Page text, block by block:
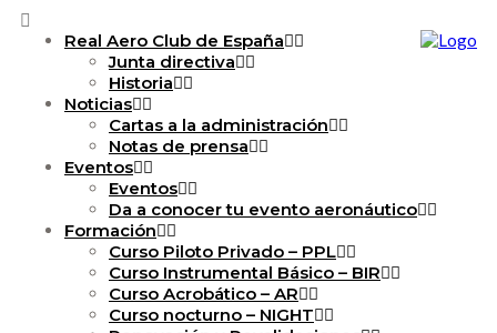
Real Aero Club de España
Junta directiva
Historia
Noticias
Cartas a la administración
Notas de prensa
Eventos
Eventos
Da a conocer tu evento aeronáutico
Formación
Curso Piloto Privado – PPL
Curso Instrumental Básico – BIR
Curso Acrobático – AR
Curso nocturno – NIGHT